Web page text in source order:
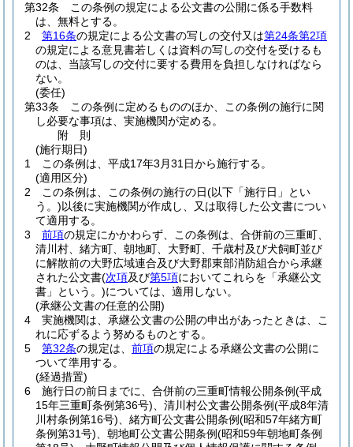
第32条
この条例の規定による公文書の公開に係る手数料
は、無料とする。
2
第16条の規定による公文書の写しの交付又は第24条第2項
の規定による意見書若しくは資料の写しの交付を受けるも
のは、当該写しの交付に要する費用を負担しなければなら
ない。
(委任)
第33条
この条例に定めるもののほか、この条例の施行に関
し必要な事項は、実施機関が定める。
附 則
(施行期日)
1
この条例は、平成17年3月31日から施行する。
(適用区分)
2
この条例は、この条例の施行の日(以下「施行日」とい
う。)以後に実施機関が作成し、又は取得した公文書につい
て適用する。
3
前項の規定にかかわらず、この条例は、合併前の三重町、
清川村、緒方町、朝地町、大野町、千歳村及び犬飼町並び
に解散前の大野広域連合及び大野郡東部消防組合から承継
された公文書(次項及び第5項においてこれらを「承継公文
書」という。)については、適用しない。
(承継公文書の任意的公開)
4
実施機関は、承継公文書の公開の申出があったときは、こ
れに応ずるよう努めるものとする。
5
第32条の規定は、 前項の規定による承継公文書の公開に
ついて準用する。
(経過措置)
6
施行日の前日までに、合併前の三重町情報公開条例(平成
15年三重町条例第36号) 、清川村公文書公開条例(平成8年清
川村条例第16号) 、緒方町公文書公開条例(昭和57年緒方町
条例第31号) 、朝地町公文書公開条例(昭和59年朝地町条例